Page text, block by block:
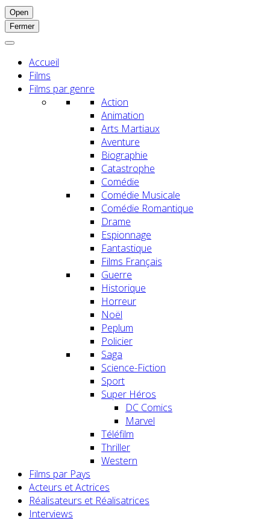
Open
Fermer
Accueil
Films
Films par genre
Action
Animation
Arts Martiaux
Aventure
Biographie
Catastrophe
Comédie
Comédie Musicale
Comédie Romantique
Drame
Espionnage
Fantastique
Films Français
Guerre
Historique
Horreur
Noël
Peplum
Policier
Saga
Science-Fiction
Sport
Super Héros
DC Comics
Marvel
Téléfilm
Thriller
Western
Films par Pays
Acteurs et Actrices
Réalisateurs et Réalisatrices
Interviews